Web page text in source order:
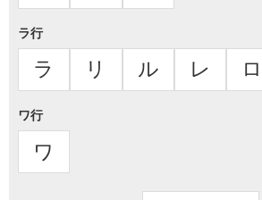
ラ行
ラ リ ル レ ロ
ワ行
ワ